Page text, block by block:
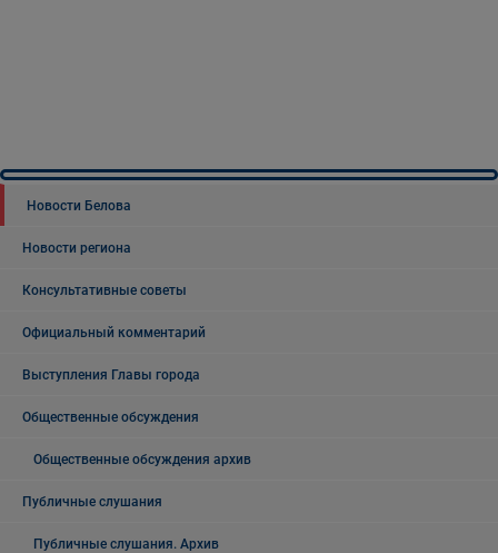
Новости Белова
Новости региона
Консультативные советы
Официальный комментарий
Выступления Главы города
Общественные обсуждения
Общественные обсуждения архив
Публичные слушания
Публичные слушания. Архив